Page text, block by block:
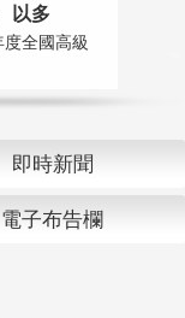
以多
全國高級
即時新聞
電子布告欄